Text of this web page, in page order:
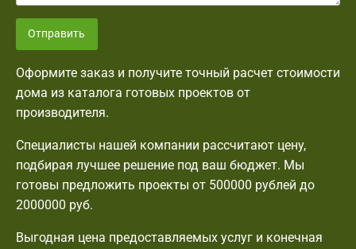
Отправить
Оформите заказ и получите точный расчет стоимости
дома из каталога готовых проектов от
производителя.
Специалисты нашей компании рассчитают цену,
подбирая лучшее решение под ваш бюджет. Мы
готовы предложить проекты от 500000 рублей до
2000000 руб.
Выгодная цена предоставляемых услуг и конечная